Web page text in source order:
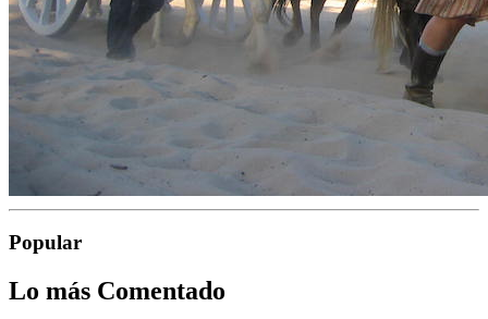
Popular
Lo más Comentado